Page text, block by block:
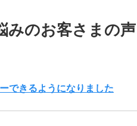
みのお客さまの声
できるようになりました